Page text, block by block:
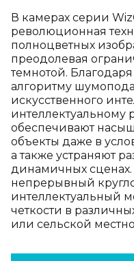
В камерах серии
революционная
полноцветных
преодолевая
темнотой.
алгоритму
искусственного
интеллектуальному
обеспечивают
объекты даже в
а также устраняют
динамичных сценах.
непрерывный
интеллектуальный
четкости в
или сельской